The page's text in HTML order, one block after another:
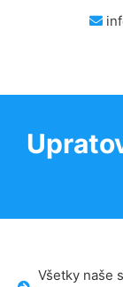
Všetky naše